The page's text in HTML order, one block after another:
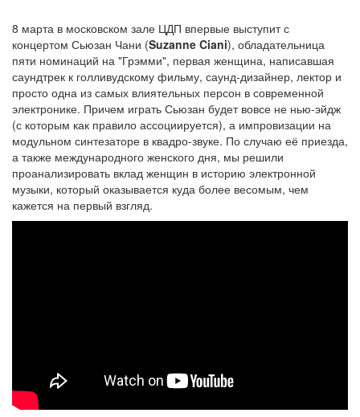
8 марта в московском зале ЦДП впервые выступит с
концертом Сьюзан Чани (Suzanne Ciani), обладательница
пяти номинаций на "Грэмми", первая женщина, написавшая
саундтрек к голливудскому фильму, саунд-дизайнер, лектор и
просто одна из самых влиятельных персон в современной
электронике. Причем играть Сьюзан будет вовсе не нью-эйдж
(с которым как правило ассоциируется), а импровизации на
модульном синтезаторе в квадро-звуке. По случаю её приезда,
а также международного женского дня, мы решили
проанализировать вклад женщин в историю электронной
музыки, который оказывается куда более весомым, чем
кажется на первый взгляд.